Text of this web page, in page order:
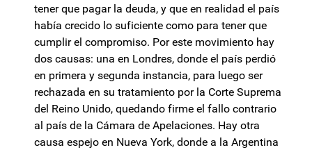
tener que pagar la deuda, y que en realidad el país
había crecido lo suficiente como para tener que
cumplir el compromiso. Por este movimiento hay
dos causas: una en Londres, donde el país perdió
en primera y segunda instancia, para luego ser
rechazada en su tratamiento por la Corte Suprema
del Reino Unido, quedando firme el fallo contrario
al país de la Cámara de Apelaciones. Hay otra
causa espejo en Nueva York, donde a la Argentina